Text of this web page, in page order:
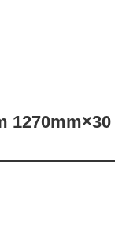
1270mm×30